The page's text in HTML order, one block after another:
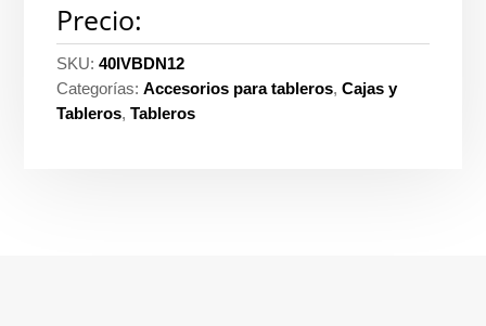
Precio:
SKU:40IVBDN12
Categorías:Accesorios para tableros,Cajas y
Tableros,Tableros